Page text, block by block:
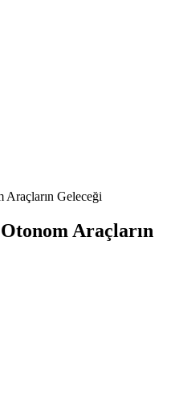
Geleceği
Araçların